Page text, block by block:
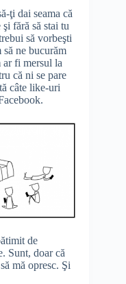
ţi dai seama că
fără să stai tu
să vorbeşti
ne bucurăm
ar fi mersul la
că ni se pare
câte like-uri
de
Sunt, doar că
mă opresc. Şi